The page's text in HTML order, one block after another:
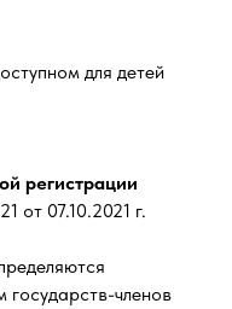
для детей
регистрации
от 07.10.2021 г.
государств-членов